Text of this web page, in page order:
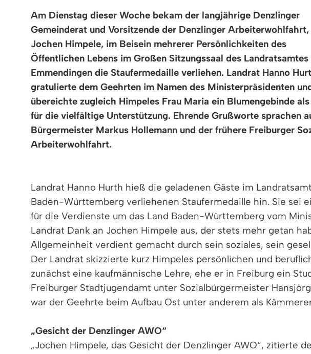
Am Dienstag dieser Woche bekam der langjährige Denzlinger
Gemeinderat und Vorsitzende der Denzlinger Arbeiterwohlfahrt,
Jochen Himpele, im Beisein mehrerer Persönlichkeiten des
Öffentlichen Lebens im Großen Sitzungssaal des Landratsamtes
Emmendingen die Staufermedaille verliehen. Landrat Hanno
gratulierte dem Geehrten im Namen des Ministerpräsidenten
übereichte zugleich Himpeles Frau Maria ein Blumengebinde
für die vielfältige Unterstützung. Ehrende Grußworte sprachen
Bürgermeister Markus Hollemann und der frühere Freiburger
Arbeiterwohlfahrt.
Landrat Hanno Hurth hieß die geladenen Gäste im
Baden-Württemberg verliehenen Staufermedaille hin. Sie sei
für die Verdienste um das Land Baden-Württemberg vom
Landrat Dank an Jochen Himpele aus, der stets mehr getan
Allgemeinheit verdient gemacht durch sein soziales, sein
Der Landrat skizzierte kurz Himpeles persönlichen und
zunächst eine kaufmännische Lehre, ehe er in Freiburg ein
Freiburger Stadtjugendamt unter Sozialbürgermeister
war der Geehrte beim Aufbau Ost unter anderem als
„Gesicht der Denzlinger AWO“
„Jochen Himpele, das Gesicht der Denzlinger AWO“, zitierte